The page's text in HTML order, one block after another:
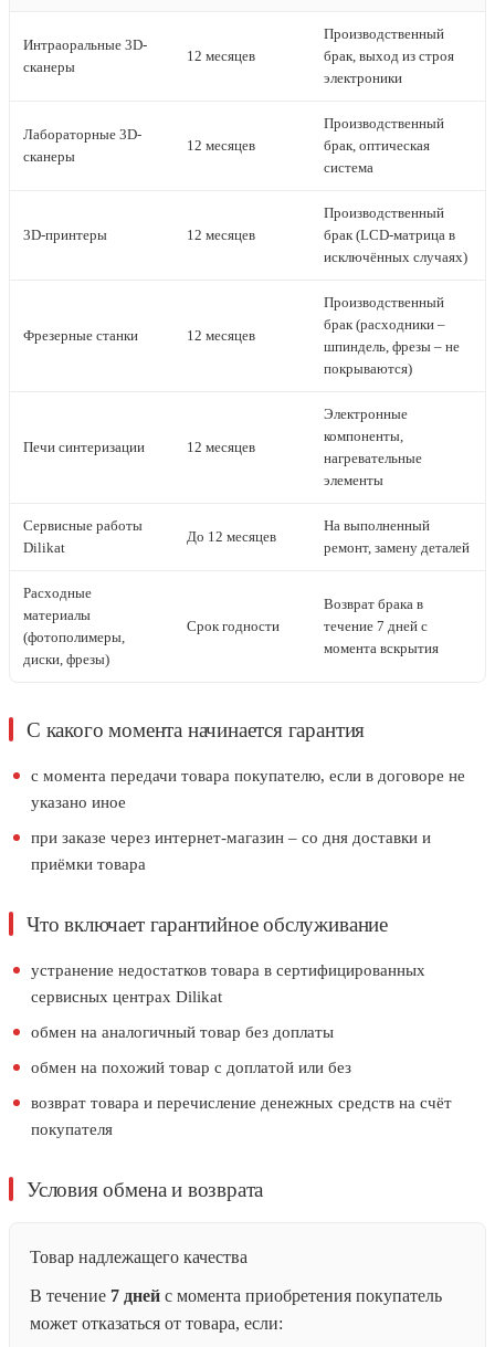
Интраоральные 3D-
сканеры
12 месяцев
Производственный
брак, выход из строя
электроники
Лабораторные 3D-
сканеры
12 месяцев
Производственный
брак, оптическая
система
3D-принтеры 12 месяцев
Производственный
брак (LCD-матрица в
исключённых случаях)
Фрезерные станки 12 месяцев
Производственный
брак (расходники –
шпиндель, фрезы – не
покрываются)
Печи синтеризации 12 месяцев
Электронные
компоненты,
нагревательные
элементы
Сервисные работы
Dilikat
До 12 месяцев
На выполненный
ремонт, замену деталей
Расходные
материалы
(фотополимеры,
диски, фрезы)
Срок годности
Возврат брака в
течение 7 дней с
момента вскрытия
С какого момента начинается гарантия
с момента передачи товара покупателю, если в договоре не
указано иное
при заказе через интернет-магазин – со дня доставки и
приёмки товара
Что включает гарантийное обслуживание
устранение недостатков товара в сертифицированных
сервисных центрах Dilikat
обмен на аналогичный товар без доплаты
обмен на похожий товар с доплатой или без
возврат товара и перечисление денежных средств на счёт
покупателя
Условия обмена и возврата
Товар надлежащего качества
В течение 7 дней с момента приобретения покупатель
может отказаться от товара, если: